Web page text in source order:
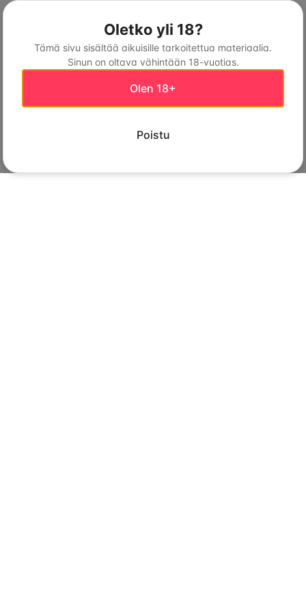
Oletko yli 18?
Tämä sivu sisältää aikuisille tarkoitettua materiaalia.
Sinun on oltava vähintään 18-vuotias.
Olen 18+
Poistu